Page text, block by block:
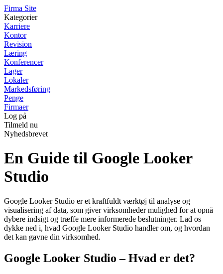
Firma Site
Kategorier
Karriere
Kontor
Revision
Læring
Konferencer
Lager
Lokaler
Markedsføring
Penge
Firmaer
Log på
Tilmeld nu
Nyhedsbrevet
En Guide til Google Looker
Studio
Google Looker Studio er et kraftfuldt værktøj til analyse og
visualisering af data, som giver virksomheder mulighed for at opnå
dybere indsigt og træffe mere informerede beslutninger. Lad os
dykke ned i, hvad Google Looker Studio handler om, og hvordan
det kan gavne din virksomhed.
Google Looker Studio – Hvad er det?